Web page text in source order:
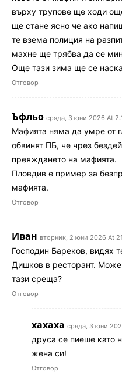
върху трупове ще ходи
ще стане ясно че ако
те взема полиция на
махне ще трябва да се
Още тази зима ще се
Отговор
Ъфльо сряда, 3 юни 2026 At
Мафията няма да умре от
обвинят ПБ, че чрез
преяждането на мафията.
Пловдив е пример за
мафията.
Отговор
Иван вторник, 2 юни 2026 At
Господин Бареков, видях
Дишков в ресторант.
тази среща?
Отговор
хахаха сряда, 3 юни
друса се пиеше като
жена си!
Отговор